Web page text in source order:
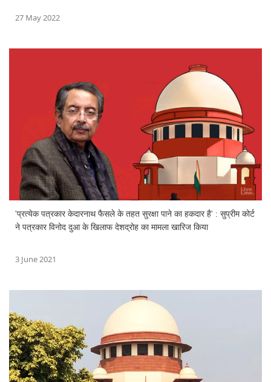
27 May 2022
'प्रत्येक पत्रकार केदारनाथ फैसले के तहत सुरक्षा पाने का हकदार है' : सुप्रीम कोर्ट
ने पत्रकार विनोद दुआ के खिलाफ देशद्रोह का मामला खारिज किया
3 June 2021